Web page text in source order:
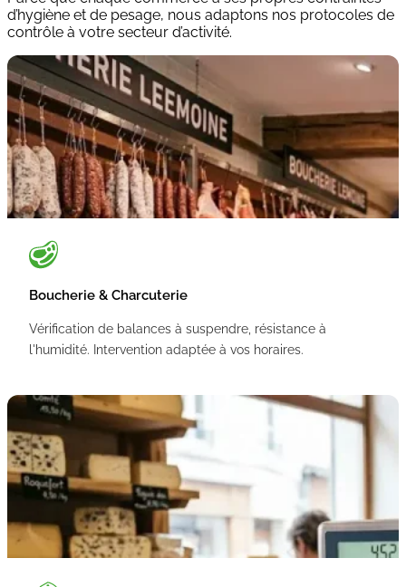
d’hygiène et de pesage, nous adaptons nos protocoles de
contrôle à votre secteur d’activité.
Boucherie & Charcuterie
Vérification de balances à suspendre, résistance à
l'humidité. Intervention adaptée à vos horaires.